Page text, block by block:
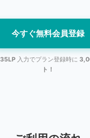
今すぐ無料会員登録
35LP 入力でプラン登録時に
ト！